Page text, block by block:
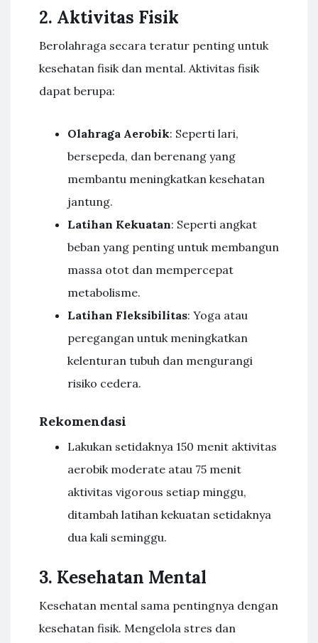
2. Aktivitas Fisik
Berolahraga secara teratur penting untuk
kesehatan fisik dan mental. Aktivitas fisik
dapat berupa:
Olahraga Aerobik: Seperti lari,
bersepeda, dan berenang yang
membantu meningkatkan kesehatan
jantung.
Latihan Kekuatan: Seperti angkat
beban yang penting untuk membangun
massa otot dan mempercepat
metabolisme.
Latihan Fleksibilitas: Yoga atau
peregangan untuk meningkatkan
kelenturan tubuh dan mengurangi
risiko cedera.
Rekomendasi
Lakukan setidaknya 150 menit aktivitas
aerobik moderate atau 75 menit
aktivitas vigorous setiap minggu,
ditambah latihan kekuatan setidaknya
dua kali seminggu.
3. Kesehatan Mental
Kesehatan mental sama pentingnya dengan
kesehatan fisik. Mengelola stres dan